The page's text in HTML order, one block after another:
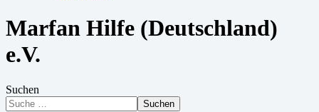
Marfan Hilfe (Deutschland)
e.V.
Suchen
Suchen